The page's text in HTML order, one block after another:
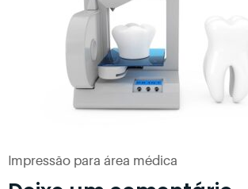
Impressão para área médica